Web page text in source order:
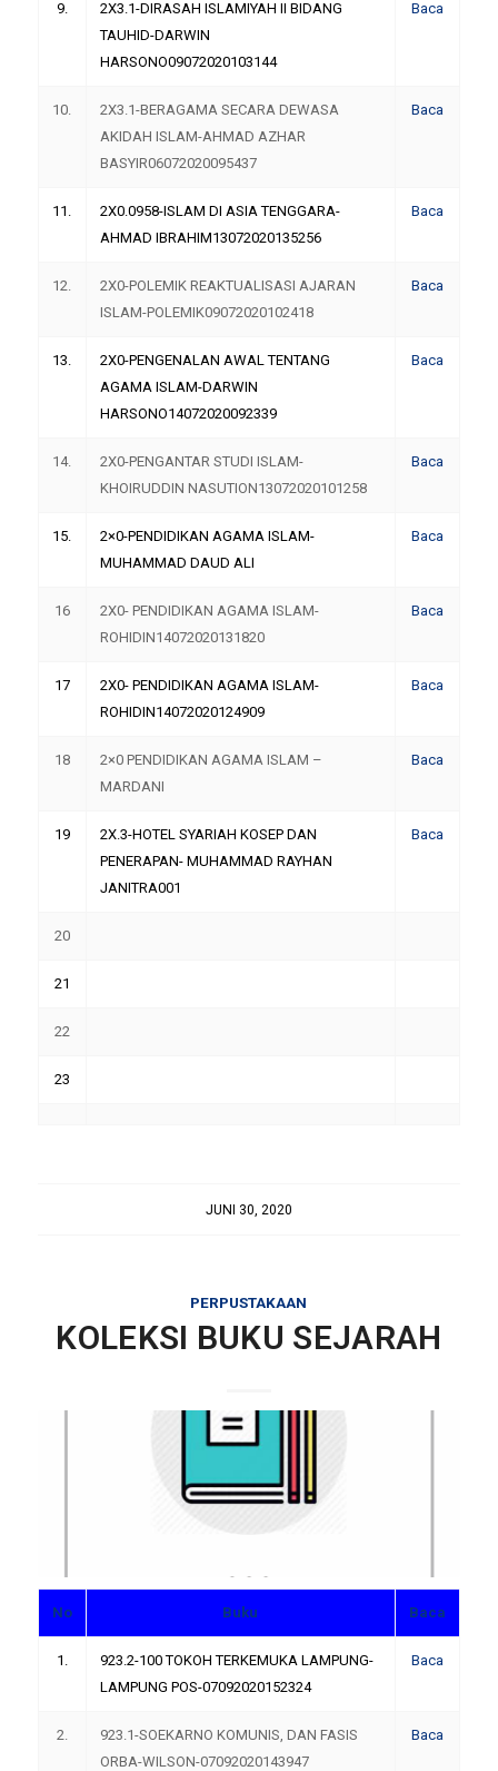
9.
2X3.1-DIRASAH ISLAMIYAH II BIDANG
TAUHID-DARWIN
HARSONO09072020103144
Baca
10.
2X3.1-BERAGAMA SECARA DEWASA
AKIDAH ISLAM-AHMAD AZHAR
BASYIR06072020095437
Baca
11.
2X0.0958-ISLAM DI ASIA TENGGARA-
AHMAD IBRAHIM13072020135256
Baca
12.
2X0-POLEMIK REAKTUALISASI AJARAN
ISLAM-POLEMIK09072020102418
Baca
13.
2X0-PENGENALAN AWAL TENTANG
AGAMA ISLAM-DARWIN
HARSONO14072020092339
Baca
14.
2X0-PENGANTAR STUDI ISLAM-
KHOIRUDDIN NASUTION13072020101258
Baca
15.
2×0-PENDIDIKAN AGAMA ISLAM-
MUHAMMAD DAUD ALI
Baca
16
2X0- PENDIDIKAN AGAMA ISLAM-
ROHIDIN14072020131820
Baca
17
2X0- PENDIDIKAN AGAMA ISLAM-
ROHIDIN14072020124909
Baca
18
2×0 PENDIDIKAN AGAMA ISLAM –
MARDANI
Baca
19
2X.3-HOTEL SYARIAH KOSEP DAN
PENERAPAN- MUHAMMAD RAYHAN
JANITRA001
Baca
20
21
22
23
JUNI 30, 2020
PERPUSTAKAAN
KOLEKSI BUKU SEJARAH
No Buku Baca
1.
923.2-100 TOKOH TERKEMUKA LAMPUNG-
LAMPUNG POS-07092020152324
Baca
2.
923.1-SOEKARNO KOMUNIS, DAN FASIS
ORBA-WILSON-07092020143947
Baca